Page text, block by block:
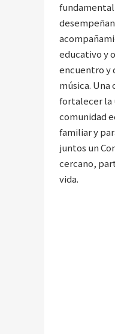
educativo y
encuentro y
música. Una
fortalecer la
comunidad
familiar y
juntos un
cercano,
vida.